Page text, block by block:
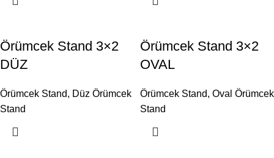
Örümcek Stand 3×2
DÜZ
Örümcek Stand, Düz Örümcek
Stand
Örümcek Stand 3×2
OVAL
Örümcek Stand, Oval Örümcek
Stand